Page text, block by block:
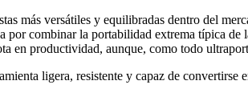
más versátiles y equilibradas dentro del
por combinar la portabilidad extrema típica
en productividad, aunque, como todo
ligera, resistente y capaz de